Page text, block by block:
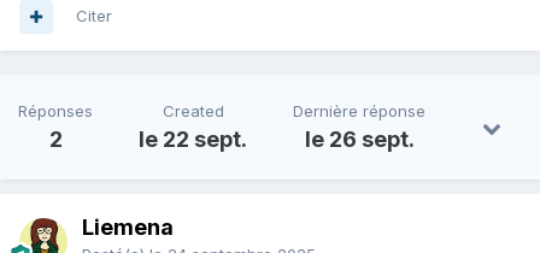
Citer
Réponses
2
Created
le 22 sept.
Dernière réponse
le 26 sept.
Liemena